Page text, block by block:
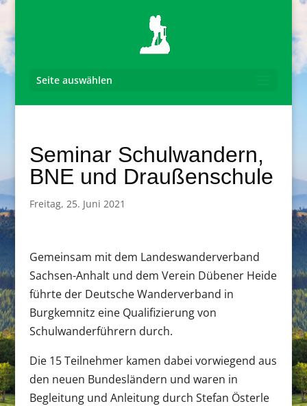
Seite auswählen
Seminar Schulwandern,
BNE und Draußenschule
Freitag, 25. Juni 2021
Gemeinsam mit dem Landeswanderverband
Sachsen-Anhalt und dem Verein Dübener Heide
führte der Deutsche Wanderverband in
Burgkemnitz eine Qualifizierung von
Schulwanderführern durch.
Die 15 Teilnehmer kamen dabei vorwiegend aus
den neuen Bundesländern und waren in
Begleitung und Anleitung durch Stefan Österle